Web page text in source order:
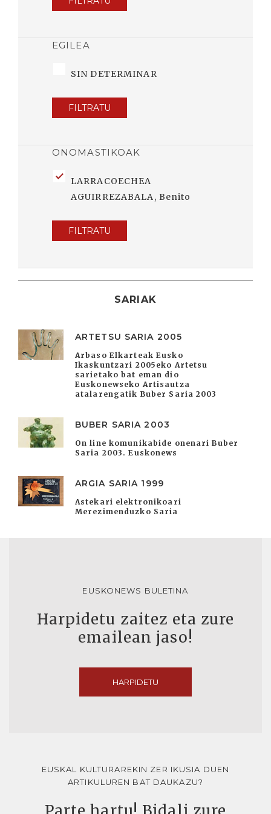
EGILEA
SIN DETERMINAR
FILTRATU
ONOMASTIKOAK
LARRACOECHEA
AGUIRREZABALA, Benito
FILTRATU
SARIAK
ARTETSU SARIA 2005
Arbaso Elkarteak Eusko
Ikaskuntzari 2005eko Artetsu
sarietako bat eman dio
Euskonewseko Artisautza
atalarengatik Buber Saria 2003
BUBER SARIA 2003
On line komunikabide onenari Buber
Saria 2003. Euskonews
ARGIA SARIA 1999
Astekari elektronikoari
Merezimenduzko Saria
EUSKONEWS BULETINA
Harpidetu zaitez eta zure
emailean jaso!
HARPIDETU
EUSKAL KULTURAREKIN ZER IKUSIA DUEN
ARTIKULUREN BAT DAUKAZU?